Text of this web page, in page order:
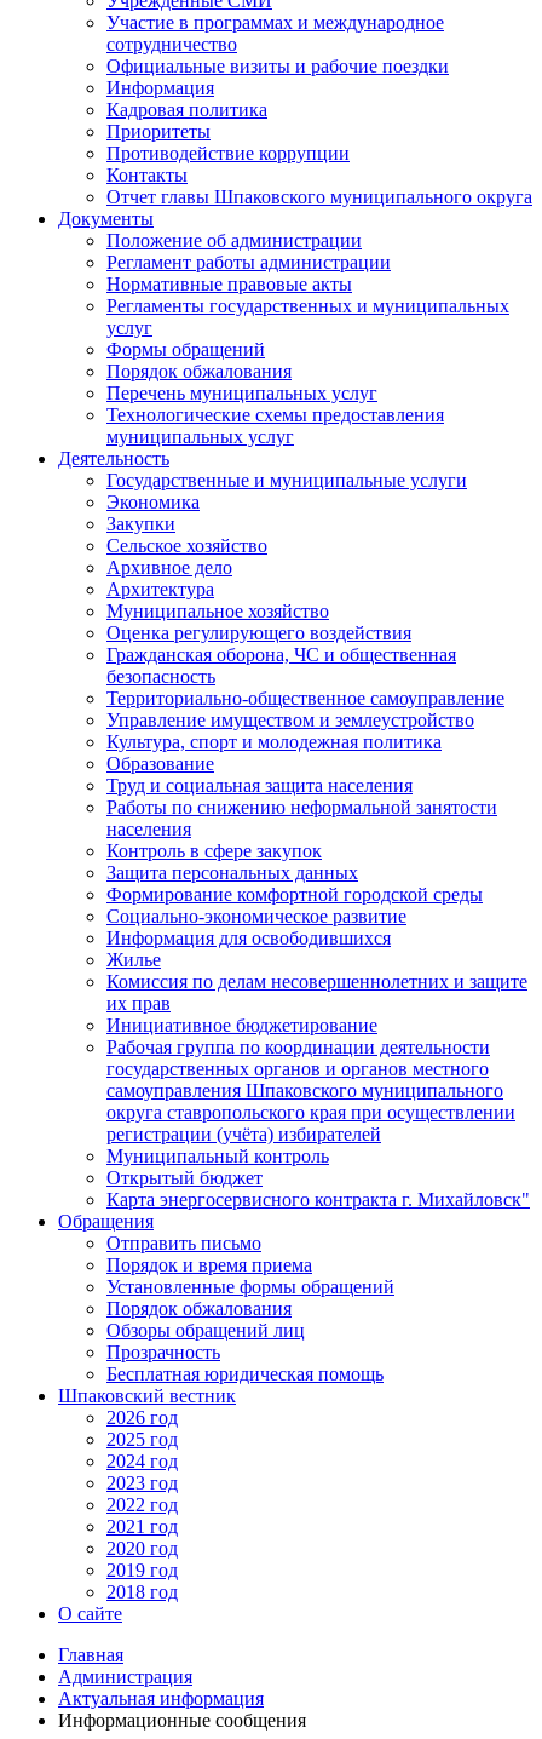
Участие в программах и международное
сотрудничество
Официальные визиты и рабочие поездки
Информация
Кадровая политика
Приоритеты
Противодействие коррупции
Контакты
Отчет главы Шпаковского муниципального округа
Документы
Положение об администрации
Регламент работы администрации
Нормативные правовые акты
Регламенты государственных и муниципальных
услуг
Формы обращений
Порядок обжалования
Перечень муниципальных услуг
Технологические схемы предоставления
муниципальных услуг
Деятельность
Государственные и муниципальные услуги
Экономика
Закупки
Сельское хозяйство
Архивное дело
Архитектура
Муниципальное хозяйство
Оценка регулирующего воздействия
Гражданская оборона, ЧС и общественная
безопасность
Территориально-общественное самоуправление
Управление имуществом и землеустройство
Культура, спорт и молодежная политика
Образование
Труд и социальная защита населения
Работы по снижению неформальной занятости
населения
Контроль в сфере закупок
Защита персональных данных
Формирование комфортной городской среды
Социально-экономическое развитие
Информация для освободившихся
Жилье
Комиссия по делам несовершеннолетних и защите
их прав
Инициативное бюджетирование
Рабочая группа по координации деятельности
государственных органов и органов местного
самоуправления Шпаковского муниципального
округа ставропольского края при осуществлении
регистрации (учёта) избирателей
Муниципальный контроль
Открытый бюджет
Карта энергосервисного контракта г. Михайловск"
Обращения
Отправить письмо
Порядок и время приема
Установленные формы обращений
Порядок обжалования
Обзоры обращений лиц
Прозрачность
Бесплатная юридическая помощь
Шпаковский вестник
2026 год
2025 год
2024 год
2023 год
2022 год
2021 год
2020 год
2019 год
2018 год
О сайте
Главная
Администрация
Актуальная информация
Информационные сообщения